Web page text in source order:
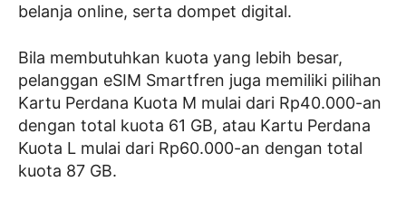
belanja online, serta dompet digital.
Bila membutuhkan kuota yang lebih besar,
pelanggan eSIM Smartfren juga memiliki pilihan
Kartu Perdana Kuota M mulai dari Rp40.000-an
dengan total kuota 61 GB, atau Kartu Perdana
Kuota L mulai dari Rp60.000-an dengan total
kuota 87 GB.